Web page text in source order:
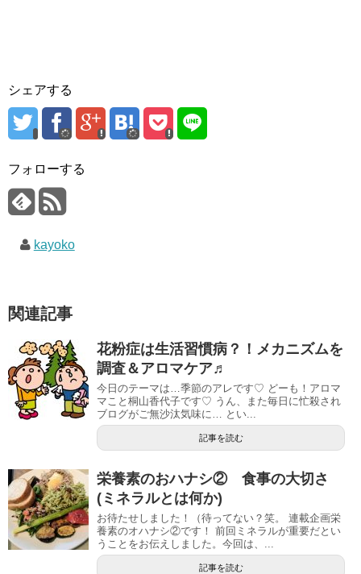
シェアする
フォローする
kayoko
関連記事
花粉症は生活習慣病？！メカニズムを
調査＆アロマケア♬
今日のテーマは…季節のアレです♡ どーも！アロマ
マこと桐山香代子です♡ うん、また毎日に忙殺され
ブログがご無沙汰気味に… とい...
記事を読む
栄養素のおハナシ② 食事の大切さ
(ミネラルとは何か)
お待たせしました！（待ってない？笑。 連載企画栄
養素のオハナシ②です！ 前回ミネラルが重要だとい
うことをお伝えしました。今回は、...
記事を読む